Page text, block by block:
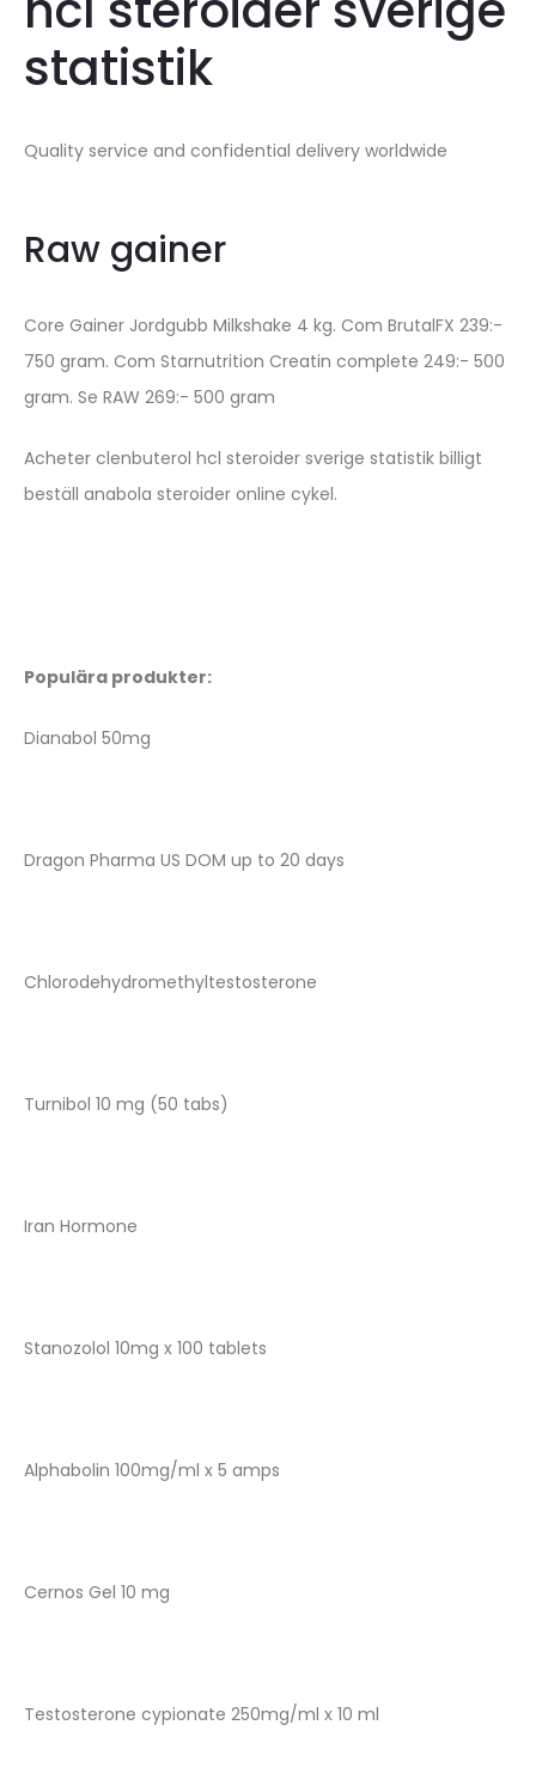
statistik
Quality service and confidential delivery worldwide
Raw gainer
Core Gainer Jordgubb Milkshake 4 kg. Com BrutalFX 239:-
750 gram. Com Starnutrition Creatin complete 249:- 500
gram. Se RAW 269:- 500 gram
Acheter clenbuterol hcl steroider sverige statistik billigt
beställ anabola steroider online cykel.
Populära produkter:
Dianabol 50mg
Dragon Pharma US DOM up to 20 days
Chlorodehydromethyltestosterone
Turnibol 10 mg (50 tabs)
Iran Hormone
Stanozolol 10mg x 100 tablets
Alphabolin 100mg/ml x 5 amps
Cernos Gel 10 mg
Testosterone cypionate 250mg/ml x 10 ml